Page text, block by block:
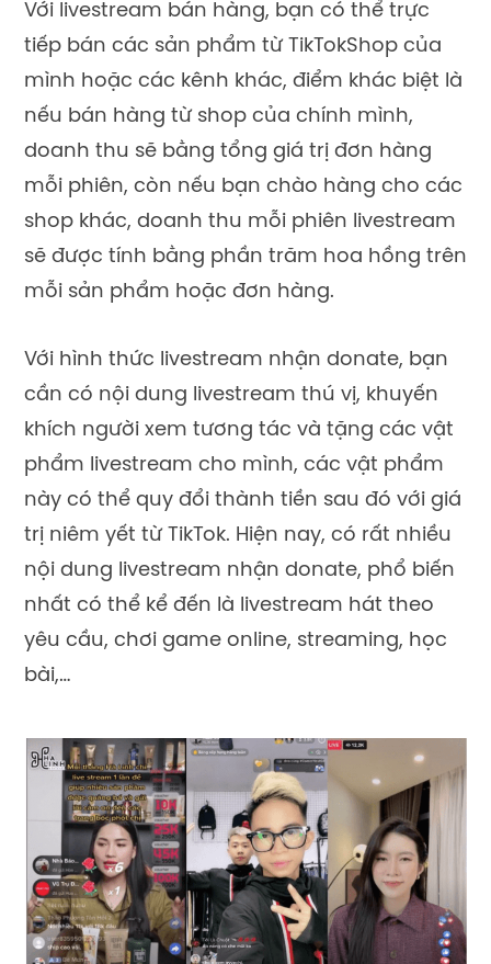
Với livestream bán hàng, bạn có thể trực
tiếp bán các sản phẩm từ TikTokShop của
mình hoặc các kênh khác, điểm khác biệt là
nếu bán hàng từ shop của chính mình,
doanh thu sẽ bằng tổng giá trị đơn hàng
mỗi phiên, còn nếu bạn chào hàng cho các
shop khác, doanh thu mỗi phiên livestream
sẽ được tính bằng phần trăm hoa hồng trên
mỗi sản phẩm hoặc đơn hàng.
Với hình thức livestream nhận donate, bạn
cần có nội dung livestream thú vị, khuyến
khích người xem tương tác và tặng các vật
phẩm livestream cho mình, các vật phẩm
này có thể quy đổi thành tiền sau đó với giá
trị niêm yết từ TikTok. Hiện nay, có rất nhiều
nội dung livestream nhận donate, phổ biến
nhất có thể kể đến là livestream hát theo
yêu cầu, chơi game online, streaming, học
bài,…